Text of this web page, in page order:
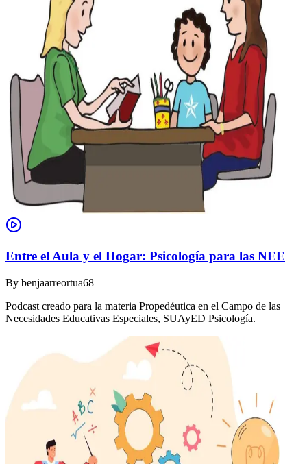
Entre el Aula y el Hogar: Psicología para las NEE
By benjaarreortua68
Podcast creado para la materia Propedéutica en el Campo de las
Necesidades Educativas Especiales, SUAyED Psicología.